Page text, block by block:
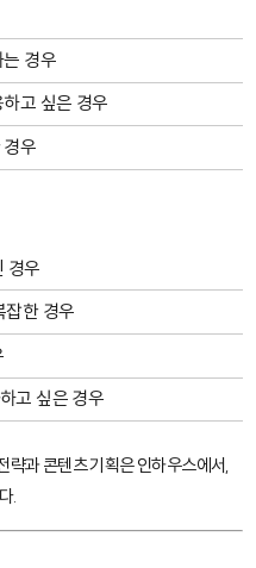
경우
고 싶은 경우
경우
경우
잡한 경우
고 싶은 경우
략과 콘텐츠 기획은 인하우스에서,
.